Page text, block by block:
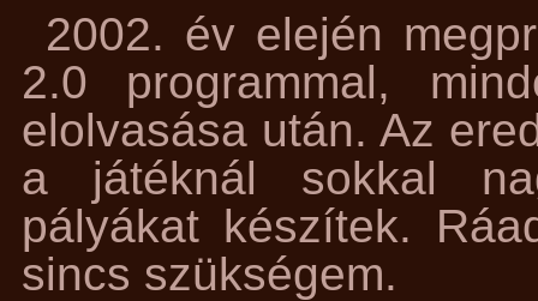
2002. év elején
2.0 programmal,
elolvasása után. Az
a játéknál sokkal
pályákat készítek.
sincs szükségem.